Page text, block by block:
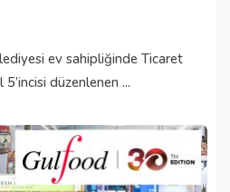
ev sahipliğinde Ticaret
5’incisi düzenlenen ...